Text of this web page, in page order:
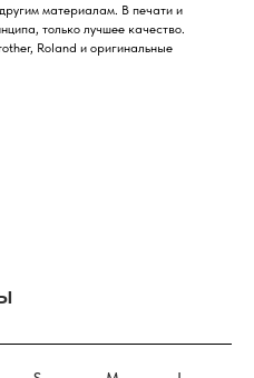
материалам. В печати и
только лучшее качество.
Roland и оригинальные